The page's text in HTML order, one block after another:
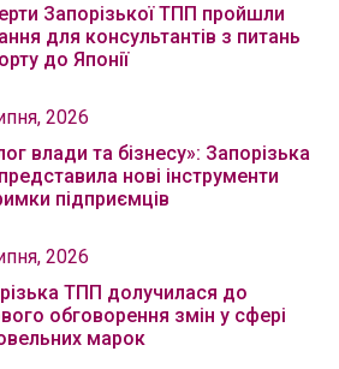
Запорізької ТПП пройшли
для консультантів з питань
до Японії
2026
влади та бізнесу»: Запорізька
нові інструменти
підприємців
2026
ТПП долучилася до
обговорення змін у сфері
марок